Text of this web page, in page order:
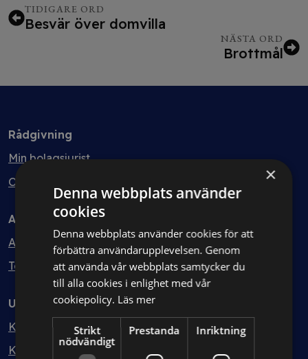
TIDIGARE ORD
Besvär över domvilla
NÄSTA ORD
Brottmål
Rådgivning
Min bolagsjurist
Ombud
Avtal
Avtalshantering
Testa kostnadsfritt
Utbildning
Kurser
Kurspaket
×
Denna webbplats använder
cookies
Denna webbplats använder cookies för att
förbättra användarupplevelsen. Genom
att använda vår webbplats samtycker du
till alla cookies i enlighet med vår
cookiepolicy. Läs mer
Strikt
nödvändigt
Prestanda Inriktning